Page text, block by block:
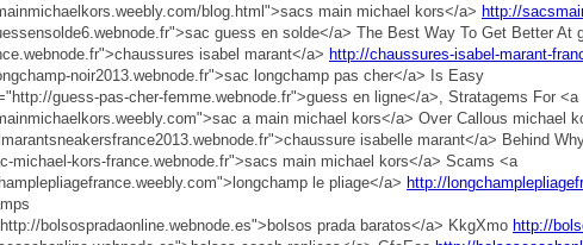
blog.html">sacs main michael kors</a> http://
guess en solde</a> The Best Way To Get Better
isabel marant</a> http://chaussures-isabel-marant-
noir2013.webnode.fr">sac longchamp pas cher</a> Is Easy
guess-pas-cher-femme.webnode.fr">guess en ligne</a>, Stratagems For <a
a main michael kors</a> Over Callous michael
isabelle marant</a> Behind
michael-kors-france.webnode.fr">sacs main michael kors</a> Scams <a
le pliage</a> http://
bolsospradaonline.webnode.es">bolsos prada baratos</a> KkgXmo http://